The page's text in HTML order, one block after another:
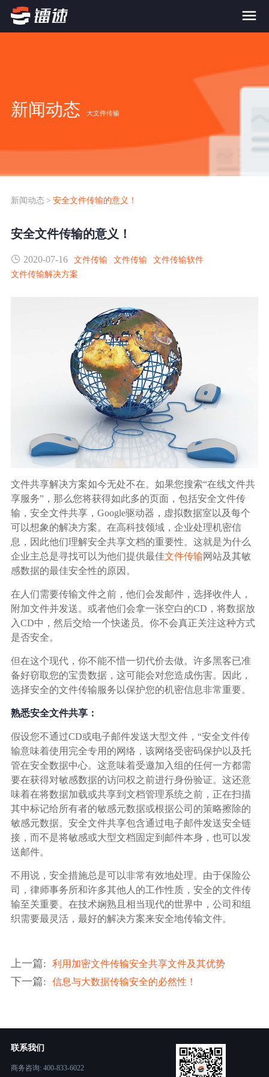
FTP替代升级
SDK传输应用集成
镭速Proxy代理加速
跨国数据传输
数据分发
行业应用解决方案
政府机构
广告媒体
金融行业
基因行业
生产制造业
IT互联网行业
影视制作业
案例
新闻动态
生态合作
新闻动态 大文件传输
新闻动态 > 安全文件传输的意义！
安全文件传输的意义！
2020-07-16 文件传输 文件传输
文件传输软件
文件传输解决方案
文件共享解决方案如今无处不在。如果您搜索“在线文件共
享服务”，那么您将获得如此多的页面，包括安全文件传
输，安全文件共享，Google驱动器，虚拟数据室以及每个
可以想象的解决方案。在高科技领域，企业处理机密信
息，因此他们理解安全共享文档的重要性。这就是为什么
企业主总是寻找可以为他们提供最佳文件传输网站及其敏
感数据的最佳安全性的原因。
在人们需要传输文件之前，他们会发邮件，选择收件人，
附加文件并发送。或者他们会拿一张空白的CD，将数据放
入CD中，然后交给一个快递员。你不会真正关注这种方式
是否安全。
但在这个现代，你不能不惜一切代价去做。许多黑客已准
备好窃取您的宝贵数据，这可能会对您造成伤害。因此，
选择安全的文件传输服务以保护您的机密信息非常重要。
熟悉安全文件共享：
假设您不通过CD或电子邮件发送大型文件，“安全文件传
输意味着使用完全专用的网络，该网络受密码保护以及托
管在安全数据中心。这意味着受邀加入组的任何一方都需
要在获得对敏感数据的访问权之前进行身份验证。这还意
味着在将数据加载或共享到文档管理系统之前，正在扫描
其中标记给所有者的敏感元数据或根据公司的策略擦除的
敏感元数据。安全文件共享包含通过电子邮件发送安全链
接，而不是将敏感或大型文档固定到邮件本身，也可以发
送邮件。
不用说，安全措施总是可以非常有效地处理。由于保险公
司，律师事务所和许多其他人的工作性质，安全的文件传
输至关重要。在技术娴熟且相当现代的世界中，公司和组
织需要最灵活，最好的解决方案来安全地传输文件。
上一篇: 利用加密文件传输安全共享文件及其优势
下一篇: 信息与大数据传输安全的必然性！
联系我们
商务咨询: 400-833-6022